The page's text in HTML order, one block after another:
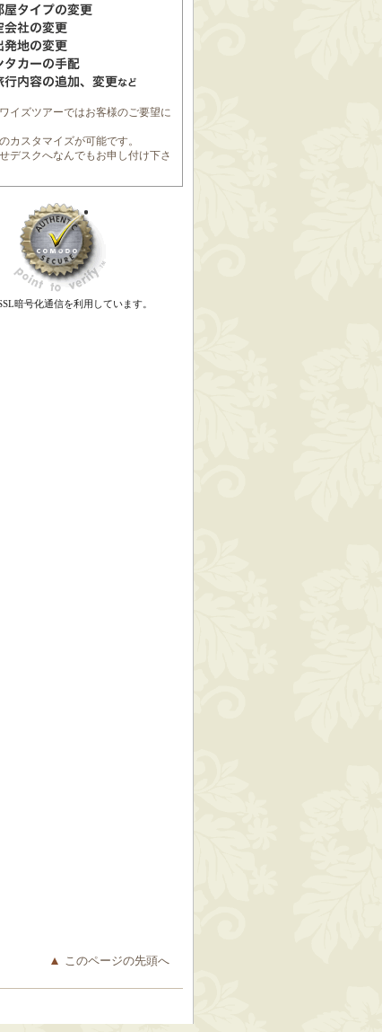
イズツアーではお客様のご要望に
カスタマイズが可能です。
デスクへなんでもお申し付け下さ
暗号化通信を利用しています。
このページの先頭へ